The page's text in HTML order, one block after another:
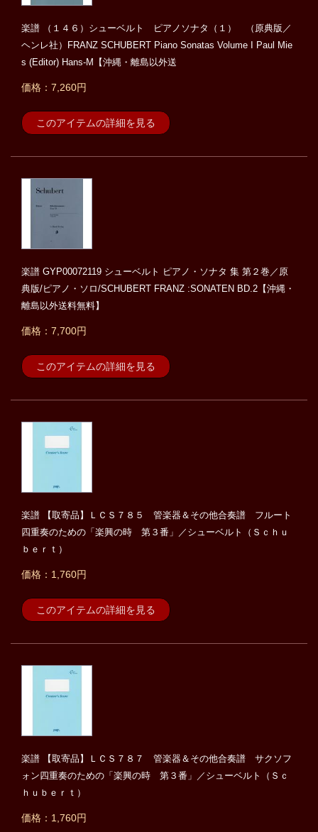
楽譜 （１４６）シューベルト ピアノソナタ（１） （原典版／
ヘンレ社）FRANZ SCHUBERT Piano Sonatas Volume I Paul Mie
s (Editor) Hans-M【沖縄・離島以外送
価格：7,260円
このアイテムの詳細を見る
楽譜 GYP00072119 シューベルト ピアノ・ソナタ 集 第２巻／原
典版/ピアノ・ソロ/SCHUBERT FRANZ :SONATEN BD.2【沖縄・
離島以外送料無料】
価格：7,700円
このアイテムの詳細を見る
楽譜 【取寄品】ＬＣＳ７８５ 管楽器＆その他合奏譜 フルート
四重奏のための「楽興の時 第３番」／シューベルト（Ｓｃｈｕ
ｂｅｒｔ）
価格：1,760円
このアイテムの詳細を見る
楽譜 【取寄品】ＬＣＳ７８７ 管楽器＆その他合奏譜 サクソフ
ォン四重奏のための「楽興の時 第３番」／シューベルト（Ｓｃ
ｈｕｂｅｒｔ）
価格：1,760円